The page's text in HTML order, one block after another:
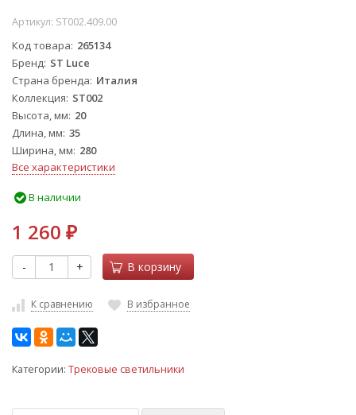
Артикул: ST002.409.00
Код товара 265134
Бренд ST Luce
Страна бренда Италия
Коллекция ST002
Высота, мм 20
Длина, мм 35
Ширина, мм 280
Все характеристики
В наличии
1 260 ₽
- + В корзину
К сравнению В избранное
Категории: Трековые светильники